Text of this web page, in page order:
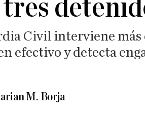
Civil interviene más
efectivo y detecta
M. Borja